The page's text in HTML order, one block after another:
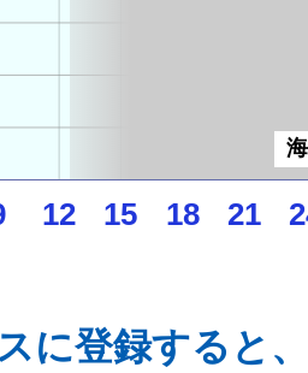
12 15 18 21
に登録すると